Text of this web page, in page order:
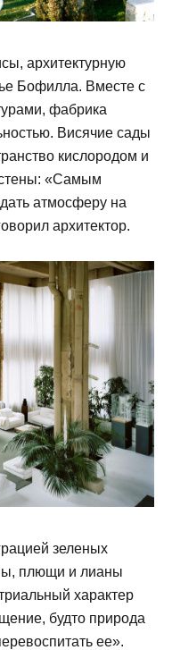
архитектурную
Бофилла. Вместе с
фабрика
Висячие сады
кислородом и
«Самым
атмосферу на
архитектор.
зеленых
плющи и лианы
характер
будто природа
ее».